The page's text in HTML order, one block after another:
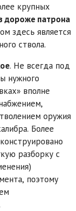
крупных
дороже патрона
здесь является
ствола.
. Не всегда под
нужного
вполне
оружия
Более
разборку с
поэтому